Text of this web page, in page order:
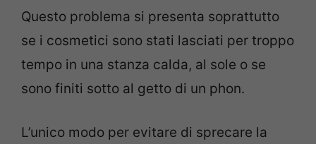
Questo problema si presenta soprattutto
se i cosmetici sono stati lasciati per troppo
tempo in una stanza calda, al sole o se
sono finiti sotto al getto di un phon.
L’unico modo per evitare di sprecare la